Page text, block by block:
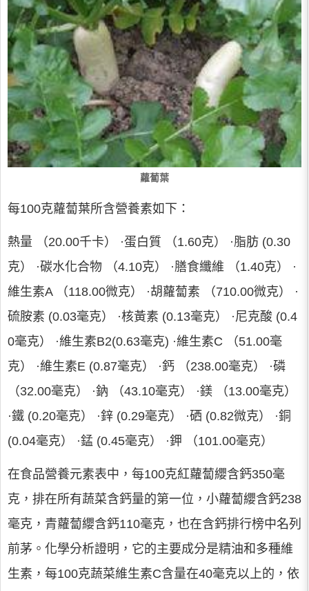
蘿蔔葉
每100克蘿蔔葉所含營養素如下：
熱量 （20.00千卡） ·蛋白質 （1.60克） ·脂肪 (0.30
克） ·碳水化合物 （4.10克） ·膳食纖維 （1.40克） ·
維生素A （118.00微克） ·胡蘿蔔素 （710.00微克） ·
硫胺素 (0.03毫克） ·核黃素 (0.13毫克） ·尼克酸 (0.4
0毫克） ·維生素B2(0.63毫克) ·維生素C （51.00毫
克） ·維生素E (0.87毫克） ·鈣 （238.00毫克） ·磷
（32.00毫克） ·鈉 （43.10毫克） ·鎂 （13.00毫克）
·鐵 (0.20毫克） ·鋅 (0.29毫克） ·硒 (0.82微克） ·銅
(0.04毫克） ·錳 (0.45毫克） ·鉀 （101.00毫克）
在食品營養元素表中，每100克紅蘿蔔纓含鈣350毫
克，排在所有蔬菜含鈣量的第一位，小蘿蔔纓含鈣238
毫克，青蘿蔔纓含鈣110毫克，也在含鈣排行榜中名列
前茅。化學分析證明，它的主要成分是精油和多種維
生素，每100克蔬菜維生素C含量在40毫克以上的，依